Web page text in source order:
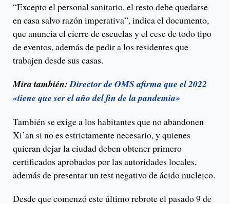
“Excepto el personal sanitario, el resto debe quedarse
en casa salvo razón imperativa”, indica el documento,
que anuncia el cierre de escuelas y el cese de todo tipo
de eventos, además de pedir a los residentes que
trabajen desde sus casas.
Mira también:Director de OMS afirma que el 2022
«tiene que ser el año del fin de la pandemia»
También se exige a los habitantes que no abandonen
Xi’an si no es estrictamente necesario, y quienes
quieran dejar la ciudad deben obtener primero
certificados aprobados por las autoridades locales,
además de presentar un test negativo de ácido nucleico.
Desde que comenzó este último rebrote el pasado 9 de